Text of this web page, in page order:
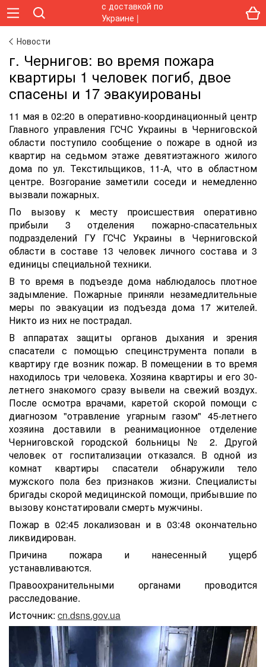
Новости
г. Чернигов: во время пожара
квартиры 1 человек погиб, двое
спасены и 17 эвакуированы
11 мая в 02:20 в оперативно-координационный центр
Главного управления ГСЧС Украины в Черниговской
области поступило сообщение о пожаре в одной из
квартир на седьмом этаже девятиэтажного жилого
дома по ул. Текстильщиков, 11-А, что в областном
центре. Возгорание заметили соседи и немедленно
вызвали пожарных.
По вызову к месту происшествия оперативно
прибыли 3 отделения пожарно-спасательных
подразделений ГУ ГСЧС Украины в Черниговской
области в составе 13 человек личного состава и 3
единицы специальной техники.
В то время в подъезде дома наблюдалось плотное
задымление. Пожарные приняли незамедлительные
меры по эвакуации из подъезда дома 17 жителей.
Никто из них не пострадал.
В аппаратах защиты органов дыхания и зрения
спасатели с помощью специнструмента попали в
квартиру где возник пожар. В помещении в то время
находилось три человека. Хозяина квартиры и его 30-
летнего знакомого сразу вывели на свежий воздух.
После осмотра врачами, каретой скорой помощи с
диагнозом "отравление угарным газом" 45-летнего
хозяина доставили в реанимационное отделение
Черниговской городской больницы № 2. Другой
человек от госпитализации отказался. В одной из
комнат квартиры спасатели обнаружили тело
мужского пола без признаков жизни. Специалисты
бригады скорой медицинской помощи, прибывшие по
вызову констатировали смерть мужчины.
Пожар в 02:45 локализован и в 03:48 окончательно
ликвидирован.
Причина пожара и нанесенный ущерб
устанавливаются.
Правоохранительными органами проводится
расследование.
Источник: cn.dsns.gov.ua